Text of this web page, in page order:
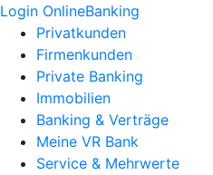
Login OnlineBanking
Privatkunden
Firmenkunden
Private Banking
Immobilien
Banking & Verträge
Meine VR Bank
Service & Mehrwerte